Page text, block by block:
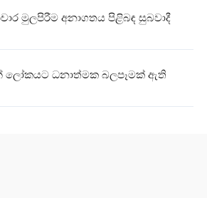
මුලපිරීම අනාගතය පිළිබඳ සුබවාදී
ලෝකයට ධනාත්මක බලපෑමක් ඇති